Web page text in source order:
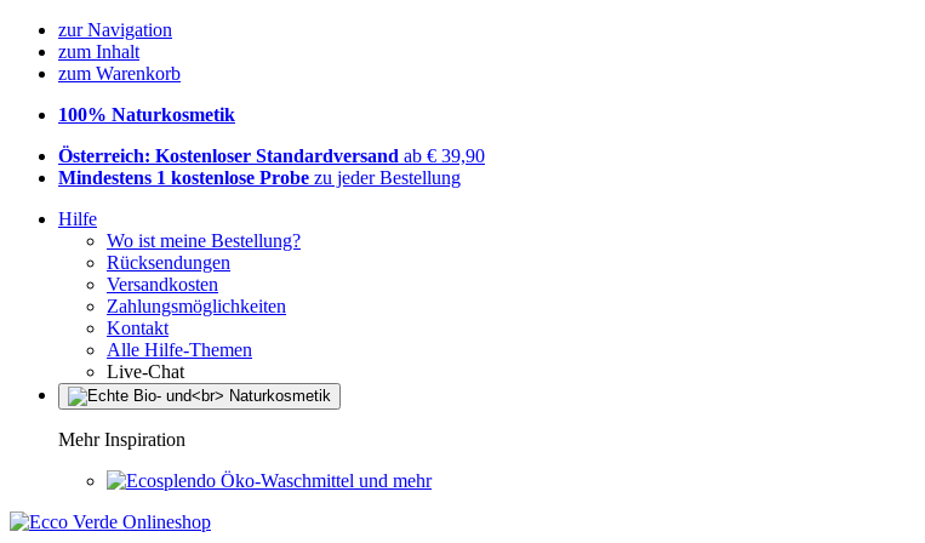
zur Navigation
zum Inhalt
zum Warenkorb
100% Naturkosmetik
Österreich: Kostenloser Standardversand ab € 39,90
Mindestens 1 kostenlose Probe zu jeder Bestellung
Hilfe
Wo ist meine Bestellung?
Rücksendungen
Versandkosten
Zahlungsmöglichkeiten
Kontakt
Alle Hilfe-Themen
Live-Chat
Mehr Inspiration
Öko-Waschmittel und mehr